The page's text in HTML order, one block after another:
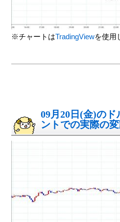
※チャートはTradingViewを使用
09月20日(金)の
ントでの実際の